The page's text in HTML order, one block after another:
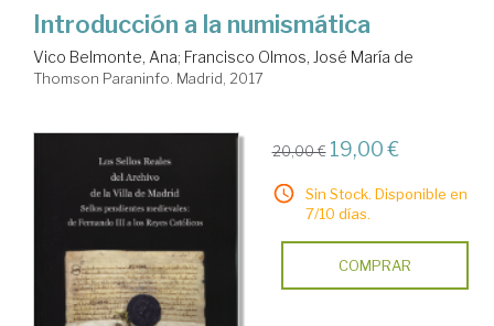
Introducción a la numismática
Vico Belmonte, Ana; Francisco Olmos, José María de
Thomson Paraninfo. Madrid, 2017
20,00 € 19,00 €
Sin Stock. Disponible en
7/10 días.
COMPRAR